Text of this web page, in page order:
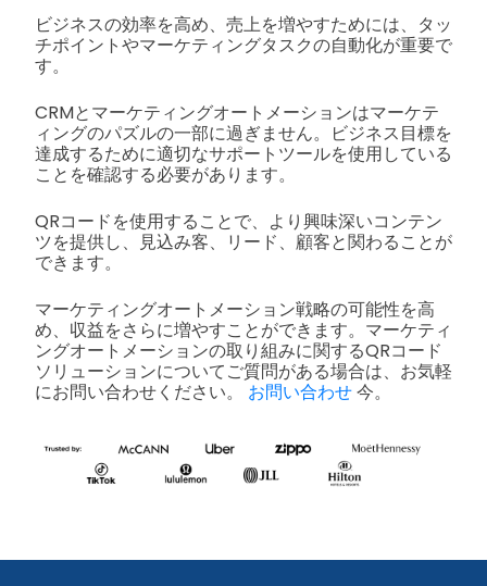
ビジネスの効率を高め、売上を増やすためには、タッ
チポイントやマーケティングタスクの自動化が重要で
す。
CRMとマーケティングオートメーションはマーケテ
ィングのパズルの一部に過ぎません。ビジネス目標を
達成するために適切なサポートツールを使用している
ことを確認する必要があります。
QRコードを使用することで、より興味深いコンテン
ツを提供し、見込み客、リード、顧客と関わることが
できます。
マーケティングオートメーション戦略の可能性を高
め、収益をさらに増やすことができます。マーケティ
ングオートメーションの取り組みに関するQRコード
ソリューションについてご質問がある場合は、お気軽
にお問い合わせください。 お問い合わせ今。